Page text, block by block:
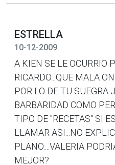
ESTRELLA
10-12-2009
A KIEN SE LE OCURRIO
RICARDO...QUE MALA
POR LO DE TU SUEGRA
BARBARIDAD COMO
TIPO DE "RECETAS" SI
LLAMAR ASI...NO
PLANO....VALERIA
MEJOR?